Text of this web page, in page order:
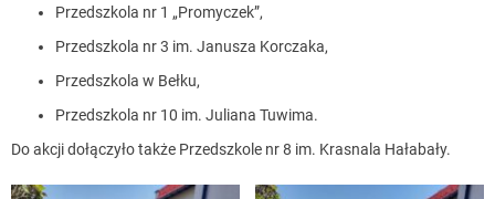
Przedszkola nr 1 „Promyczek”,
Przedszkola nr 3 im. Janusza Korczaka,
Przedszkola w Bełku,
Przedszkola nr 10 im. Juliana Tuwima.
Do akcji dołączyło także Przedszkole nr 8 im. Krasnala Hałabały.